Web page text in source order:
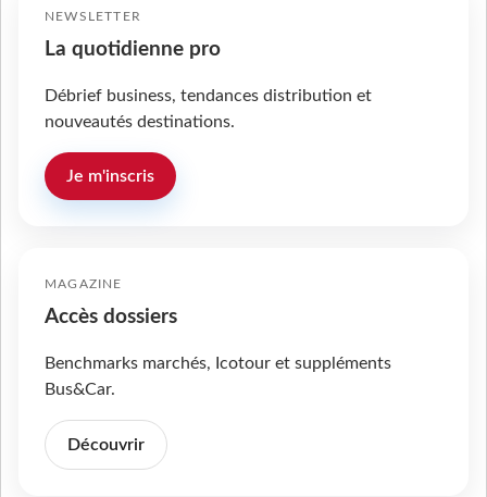
NEWSLETTER
La quotidienne pro
Débrief business, tendances distribution et
nouveautés destinations.
Je m'inscris
MAGAZINE
Accès dossiers
Benchmarks marchés, Icotour et suppléments
Bus&Car.
Découvrir